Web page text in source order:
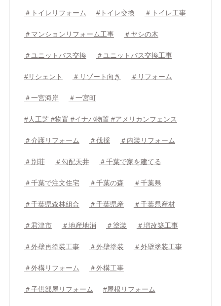
＃トイレリフォーム #トイレ交換 ＃トイレ工事
＃マンションリフォーム工事 ＃ヤシの木
＃ユニットバス交換 ＃ユニットバス交換工事
#リシェント ＃リゾート向き ＃リフォーム
＃一宮海岸 ＃一宮町
#人工芝 #物置 #イナバ物置 #アメリカンフェンス
＃介護リフォーム ＃伐採 ＃内装リフォーム
＃別荘 ＃勾配天井 ＃千葉で家を建てる
＃千葉で注文住宅 ＃千葉の森 ＃千葉県
＃千葉県森林組合 ＃千葉県産 ＃千葉県産材
＃君津市 ＃地産地消 ＃塗装 ＃増改築工事
＃外壁再塗装工事 ＃外壁塗装 ＃外壁塗装工事
＃外構リフォーム ＃外構工事
＃子供部屋リフォーム #屋根リフォーム